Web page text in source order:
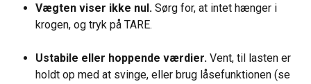
Vægten viser ikke nul. Sørg for, at intet hænger i
krogen, og tryk på TARE.
Ustabile eller hoppende værdier. Vent, til lasten er
holdt op med at svinge, eller brug låsefunktionen (se